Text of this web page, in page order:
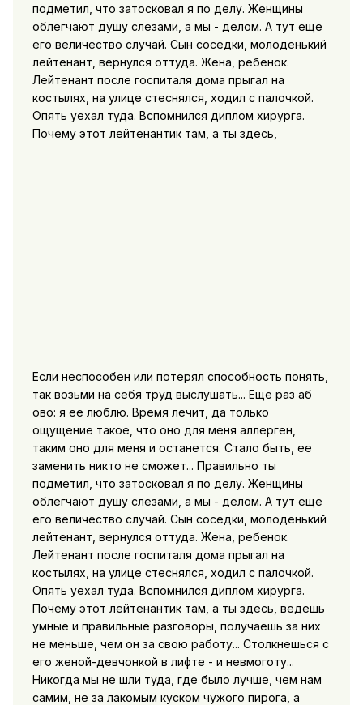
подметил, что затосковал я по делу. Женщины
облегчают душу слезами, а мы - делом. А тут еще
его величество случай. Сын соседки, молоденький
лейтенант, вернулся оттуда. Жена, ребенок.
Лейтенант после госпиталя дома прыгал на
костылях, на улице стеснялся, ходил с палочкой.
Опять уехал туда. Вспомнился диплом хирурга.
Почему этот лейтенантик там, а ты здесь,
Если неспособен или потерял способность понять,
так возьми на себя труд выслушать... Еще раз аб
ово: я ее люблю. Время лечит, да только
ощущение такое, что оно для меня аллерген,
таким оно для меня и останется. Стало быть, ее
заменить никто не сможет... Правильно ты
подметил, что затосковал я по делу. Женщины
облегчают душу слезами, а мы - делом. А тут еще
его величество случай. Сын соседки, молоденький
лейтенант, вернулся оттуда. Жена, ребенок.
Лейтенант после госпиталя дома прыгал на
костылях, на улице стеснялся, ходил с палочкой.
Опять уехал туда. Вспомнился диплом хирурга.
Почему этот лейтенантик там, а ты здесь, ведешь
умные и правильные разговоры, получаешь за них
не меньше, чем он за свою работу... Столкнешься с
его женой-девчонкой в лифте - и невмоготу...
Никогда мы не шли туда, где было лучше, чем нам
самим, не за лакомым куском чужого пирога, а